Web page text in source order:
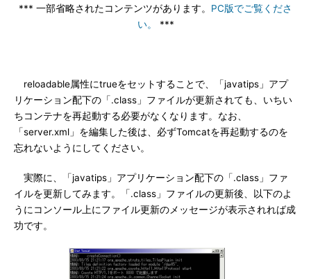
*** 一部省略されたコンテンツがあります。 PC版でご覧くださ
い。
***
reloadable属性にtrueをセットすることで、「javatips」アプ
リケーション配下の「.class」ファイルが更新されても、いちい
ちコンテナを再起動する必要がなくなります。なお、
「server.xml」を編集した後は、必ずTomcatを再起動するのを
忘れないようにしてください。
実際に、「javatips」アプリケーション配下の「.class」ファ
イルを更新してみます。「.class」ファイルの更新後、以下のよ
うにコンソール上にファイル更新のメッセージが表示されれば成
功です。